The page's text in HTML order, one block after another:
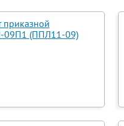
приказной
09П1 (ППЛ11-09)